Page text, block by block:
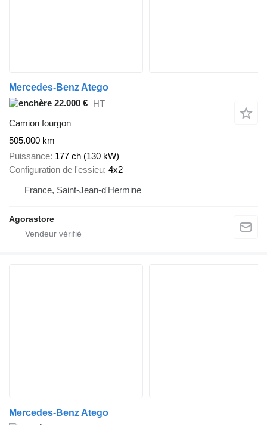
Mercedes-Benz Atego
22.000 € HT
Camion fourgon
505.000 km
Puissance 177 ch (130 kW)
Configuration de l'essieu 4x2
France, Saint-Jean-d'Hermine
Agorastore
Mercedes-Benz Atego